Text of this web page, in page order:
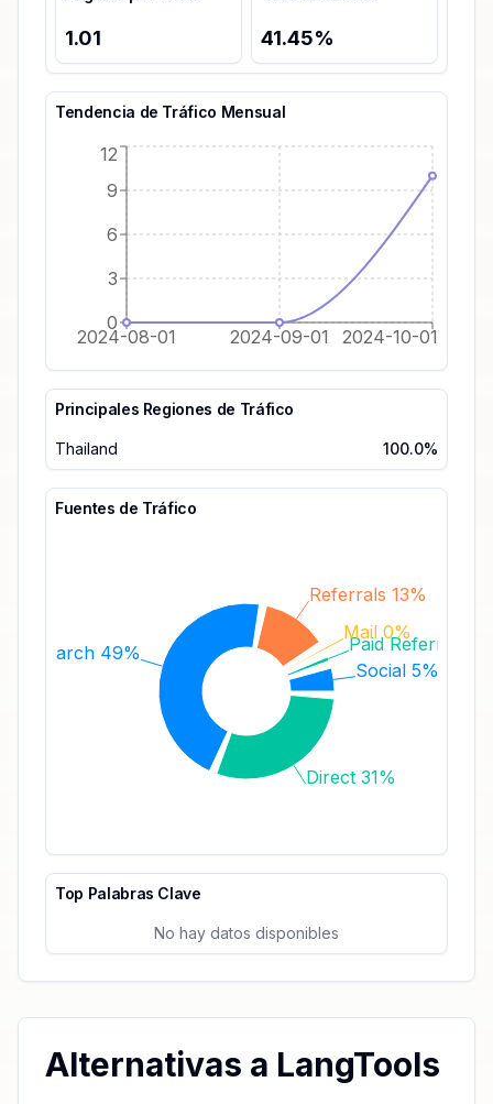
1.01 41.45%
Tendencia de Tráfico Mensual
2024-08-01 2024-09-01 2024-10-01
0
3
6
9
12
Principales Regiones de Tráfico
Thailand 100.0%
Fuentes de Tráfico
Social 5%
Paid Referrals
Mail 0%
Referrals 13%
Search 49%
Direct 31%
Top Palabras Clave
No hay datos disponibles
Alternativas a LangTools